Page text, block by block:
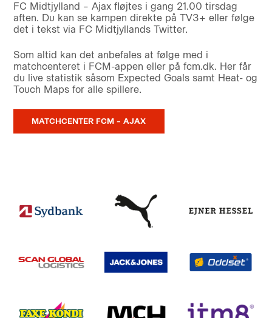
FC Midtjylland – Ajax fløjtes i gang 21.00 tirsdag
aften. Du kan se kampen direkte på TV3+ eller følge
det i tekst via FC Midtjyllands Twitter.
Som altid kan det anbefales at følge med i
matchcenteret i FCM-appen eller på fcm.dk. Her får
du live statistik såsom Expected Goals samt Heat- og
Touch Maps for alle spillere.
MATCHCENTER FCM – AJAX